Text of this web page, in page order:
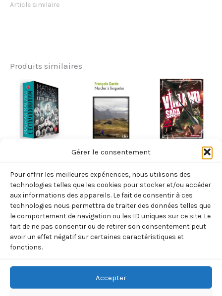
Gérer le consentement
Pour offrir les meilleures expériences, nous utilisons des
technologies telles que les cookies pour stocker et/ou accéder
aux informations des appareils. Le fait de consentir à ces
technologies nous permettra de traiter des données telles que
le comportement de navigation ou les ID uniques sur ce site. Le
fait de ne pas consentir ou de retirer son consentement peut
avoir un effet négatif sur certaines caractéristiques et
fonctions.
Accepter
Article similaire
Produits similaires
(MALZIEU
MATHIAS)
29,90€ TTC
Ajouter
au
panier
Non classé
KERGUELEN
(GARDE
FRANCOIS)
8,90 € TTC
panier
– TOME 22 –
VOL22
(YUKIMURA
MAKOTO)
7,95€ TTC
au